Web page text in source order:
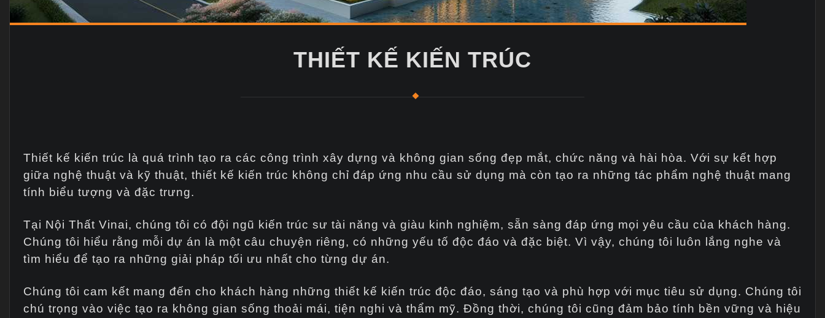
THIẾT KẾ KIẾN TRÚC
Thiết kế kiến trúc là quá trình tạo ra các công trình xây dựng và không gian sống đẹp mắt, chức năng và hài hòa. Với sự kết hợp
giữa nghệ thuật và kỹ thuật, thiết kế kiến trúc không chỉ đáp ứng nhu cầu sử dụng mà còn tạo ra những tác phẩm nghệ thuật mang
tính biểu tượng và đặc trưng.
Tại Nội Thất Vinai, chúng tôi có đội ngũ kiến trúc sư tài năng và giàu kinh nghiệm, sẵn sàng đáp ứng mọi yêu cầu của khách hàng.
Chúng tôi hiểu rằng mỗi dự án là một câu chuyện riêng, có những yếu tố độc đáo và đặc biệt. Vì vậy, chúng tôi luôn lắng nghe và
tìm hiểu để tạo ra những giải pháp tối ưu nhất cho từng dự án.
Chúng tôi cam kết mang đến cho khách hàng những thiết kế kiến trúc độc đáo, sáng tạo và phù hợp với mục tiêu sử dụng. Chúng tôi
chú trọng vào việc tạo ra không gian sống thoải mái, tiện nghi và thẩm mỹ. Đồng thời, chúng tôi cũng đảm bảo tính bền vững và hiệu